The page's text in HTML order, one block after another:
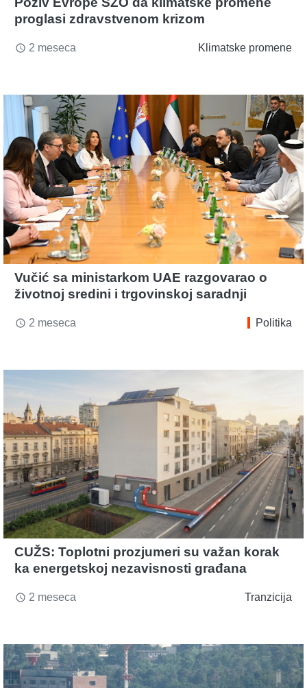
proglasi zdravstvenom krizom
access_time 2 meseca Klimatske promene
Vučić sa ministarkom UAE razgovarao o
životnoj sredini i trgovinskoj saradnji
access_time 2 meseca Politika
CUŽS: Toplotni prozjumeri su važan korak
ka energetskoj nezavisnosti građana
access_time 2 meseca Tranzicija